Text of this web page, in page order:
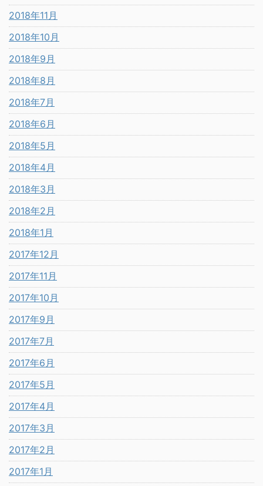
2018年11月
2018年10月
2018年9月
2018年8月
2018年7月
2018年6月
2018年5月
2018年4月
2018年3月
2018年2月
2018年1月
2017年12月
2017年11月
2017年10月
2017年9月
2017年7月
2017年6月
2017年5月
2017年4月
2017年3月
2017年2月
2017年1月